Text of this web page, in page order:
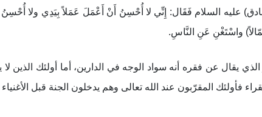
عليه السلام فَقَال: إِنِّي لا أُحْسِنُ أَنْ أَعْمَلَ عَمَلاً بِيَدِي ولا
واسْتَغْنِ عَنِ النَّاسِ.
يقال عن فقره أنه سواد الوجه في الدارين، أما أولئك الذين
فأولئك المقرّبون عند الله تعالى وهم يدخلون الجنة قبل